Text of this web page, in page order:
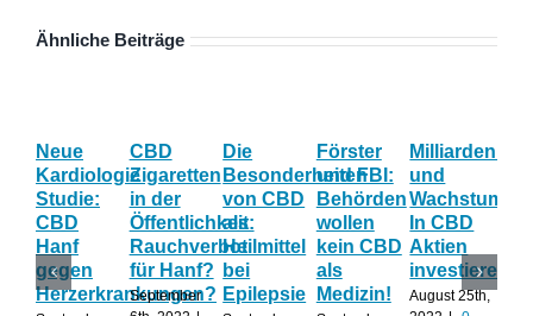
Ähnliche Beiträge
Neue
Kardiologie
Studie:
CBD
Hanf
gegen
Herzerkrankungen?
CBD
Zigaretten
in der
Öffentlichkeit:
Rauchverbot
für Hanf?
September
Die
Besonderheiten
von CBD
als
Heilmittel
bei
Epilepsie
Förster
und FBI:
Behörden
wollen
kein CBD
als
Medizin!
und
Wachstum:
In CBD
Aktien
investieren?
August 25th,